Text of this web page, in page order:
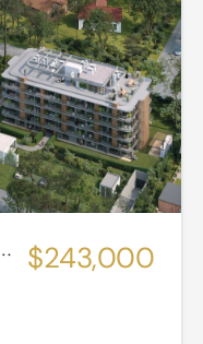
$243,000